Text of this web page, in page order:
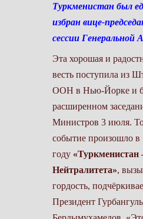
Туркменистан был
избран вице-
сессии Генеральной
Эта хорошая и
весть поступила из
ООН в Нью-Йорке и
расширенном
Министров 3 июля.
событие произошло в
году «Туркменистан
Нейтралитета»,
гордость,
Президент